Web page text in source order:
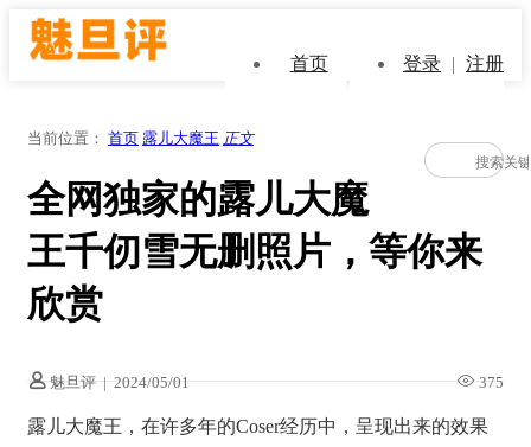
首页 登录 | 注册
当前位置： 首页 露儿大魔王 正文
全网独家的露儿大魔
王千仞雪无删照片，等你来
欣赏
魅旦评 | 2024/05/01 375
露儿大魔王，在许多年的Coser经历中，呈现出来的效果